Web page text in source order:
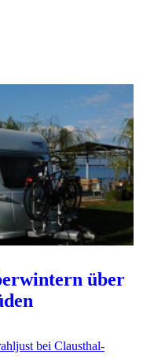
über